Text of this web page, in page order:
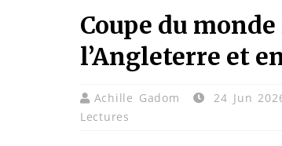
Coupe du
l’Angleterre et
Achille Gadom 24 Jun
Lectures